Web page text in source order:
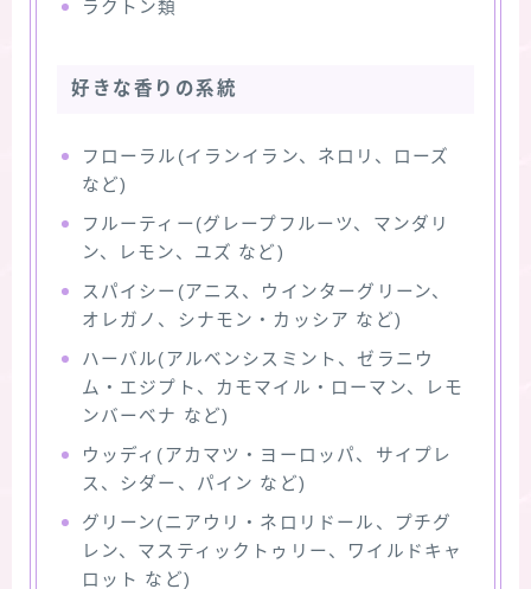
ラクトン類
好きな香りの系統
フローラル(イランイラン、ネロリ、ローズ
など)
フルーティー(グレープフルーツ、マンダリ
ン、レモン、ユズ など)
スパイシー(アニス、ウインターグリーン、
オレガノ、シナモン・カッシア など)
ハーバル(アルベンシスミント、ゼラニウ
ム・エジプト、カモマイル・ローマン、レモ
ンバーベナ など)
ウッディ(アカマツ・ヨーロッパ、サイプレ
ス、シダー、パイン など)
グリーン(ニアウリ・ネロリドール、プチグ
レン、マスティックトゥリー、ワイルドキャ
ロット など)